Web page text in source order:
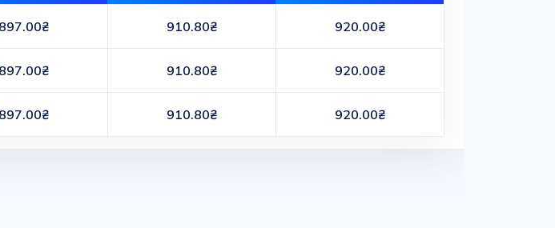
897.00₴ 910.80₴ 920.00₴
897.00₴ 910.80₴ 920.00₴
897.00₴ 910.80₴ 920.00₴